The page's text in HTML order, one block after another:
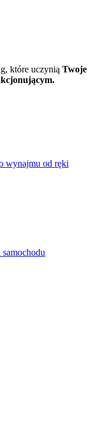
które uczynią Twoje
wynajmu od ręki